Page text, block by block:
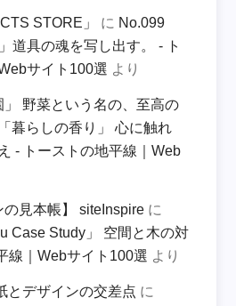
STORE」 に No.099
道具の魂を写し出す。 - ト
サイト100選 より
」 野菜という名の、至高の
暮らしの香り」 心に触れ
- トーストの地平線｜Web
の見本帳】 siteInspire に
Case Study」 空間と木の対
線｜Webサイト100選 より
とデザインの交差点 に